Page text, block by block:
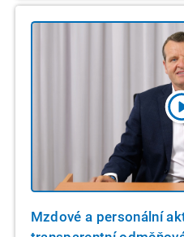
Mzdové a personální